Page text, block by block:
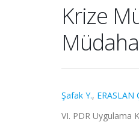
Krize
Şafak Y., ERASLAN
VI. PDR Uygulama